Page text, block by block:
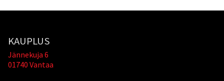
KAUPLUS
Jännekuja 6
01740 Vantaa